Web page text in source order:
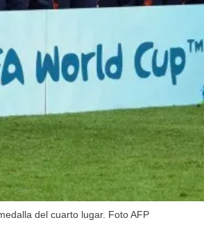
del cuarto lugar. Foto AFP